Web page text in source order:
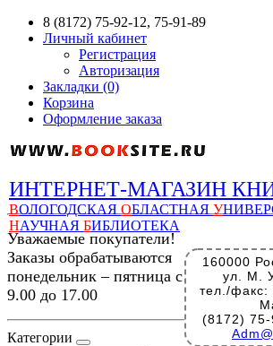
8 (8172) 75-92-12, 75-91-89
Личный кабинет
Регистрация
Авторизация
Закладки (0)
Корзина
Оформление заказа
ИНТЕРНЕТ-МАГАЗИН
ВОЛОГОДСКАЯ ОБЛАСТНАЯ У
НАУЧНАЯ БИБЛИОТЕКА
160000
ул. М.
тел./факс:
(8172)
Уважаемые покупатели!
Заказы обрабатываются
понедельник – пятница с
9.00 до 17.00
Категории